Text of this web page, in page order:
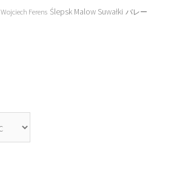
Wojciech Ferens Ślepsk Malow Suwałki バレー